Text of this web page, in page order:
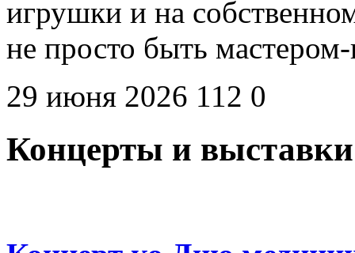
игрушки и на
не просто быть
29 июня 2026 112 0
Концерты и выставки